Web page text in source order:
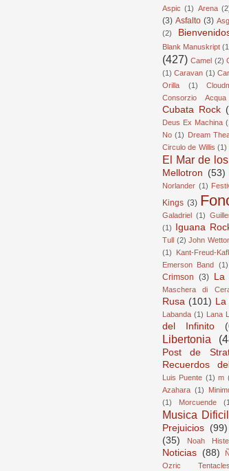
Aspic (1) Arena
(3) Asfalto (3)
(2)
Blank Manuskript
(427) Camel (2)
(1) Caravan (1)
Orilla
(1)
Consorzio
Cubata Rock
Deus Ex Machina
No (1) Dream
Circulo de Willis (1)
El Mar de
Mellotron (53)
Norlander (1)
Kings (3)
Galadriel (1)
(1) Iguana
Tull (2) John
(1)
Kant-Freud-
Emerson Band (1)
Crimson (3) La
Maschera di
Rusa (101) La
Labanda (1) Lana
del Infinito
Libertonia
Post de
Recuerdos
Luis Puente (1) m
Azahara (1)
(1)
Morcuende
Musica Dificil
Prejuicios (99)
(35)
Noah
Noticias (88)
Ozric Tentacles